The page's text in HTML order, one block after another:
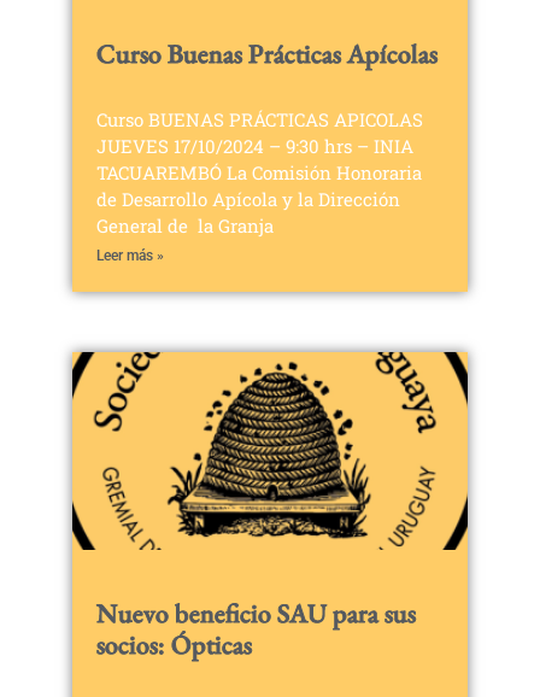
Curso Buenas Prácticas Apícolas
Curso BUENAS PRÁCTICAS APICOLAS
JUEVES 17/10/2024 – 9:30 hrs – INIA
TACUAREMBÓ La Comisión Honoraria
de Desarrollo Apícola y la Dirección
General de la Granja
Leer más »
Nuevo beneficio SAU para sus
socios: Ópticas